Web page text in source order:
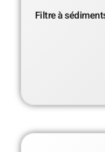
Filtre à